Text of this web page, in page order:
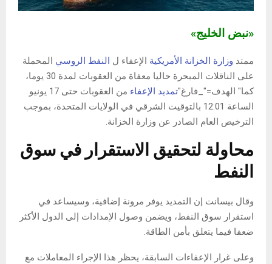
«نبض الخليج»
ممتد وزارة الخزانة الأمريكية الإعفاء ل النفط الروسي المحملة
على الناقلات المبحرة حاليا معفاة من العقوبات لمدة 30 يوما،
كما" الهدف="_فارغ"تمديد الإعفاء
من العقوبات حتى 17 يونيو
الساعة 12:01 بالتوقيت الشرقي في الولايات المتحدة، بموجب
الترخيص العام الصادر عن وزارة الخزانة.
محاولة لتحقيق الاستقرار في سوق
النفط
وقال بيسانت إن التمديد يوفر مرونة إضافية، وسيساعد في
استقرار سوق النفط، ويضمن وصول الإمدادات إلى الدول الأكثر
ضعفا فيما يتعلق بأمن الطاقة.
وعلى غرار الإعفاءات السابقة، يحظر هذا الإجراء المعاملات مع